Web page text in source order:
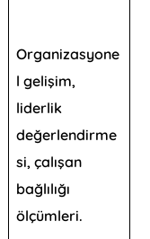
Organizasyone
l gelişim,
liderlik
değerlendirme
si, çalışan
bağlılığı
ölçümleri.